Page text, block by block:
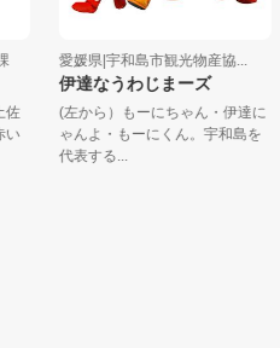
愛媛県|宇和島市観光物産協...
伊達なうわじまーズ
(左から）もーにちゃん・伊達に
ゃんよ・もーにくん。宇和島を
代表する...